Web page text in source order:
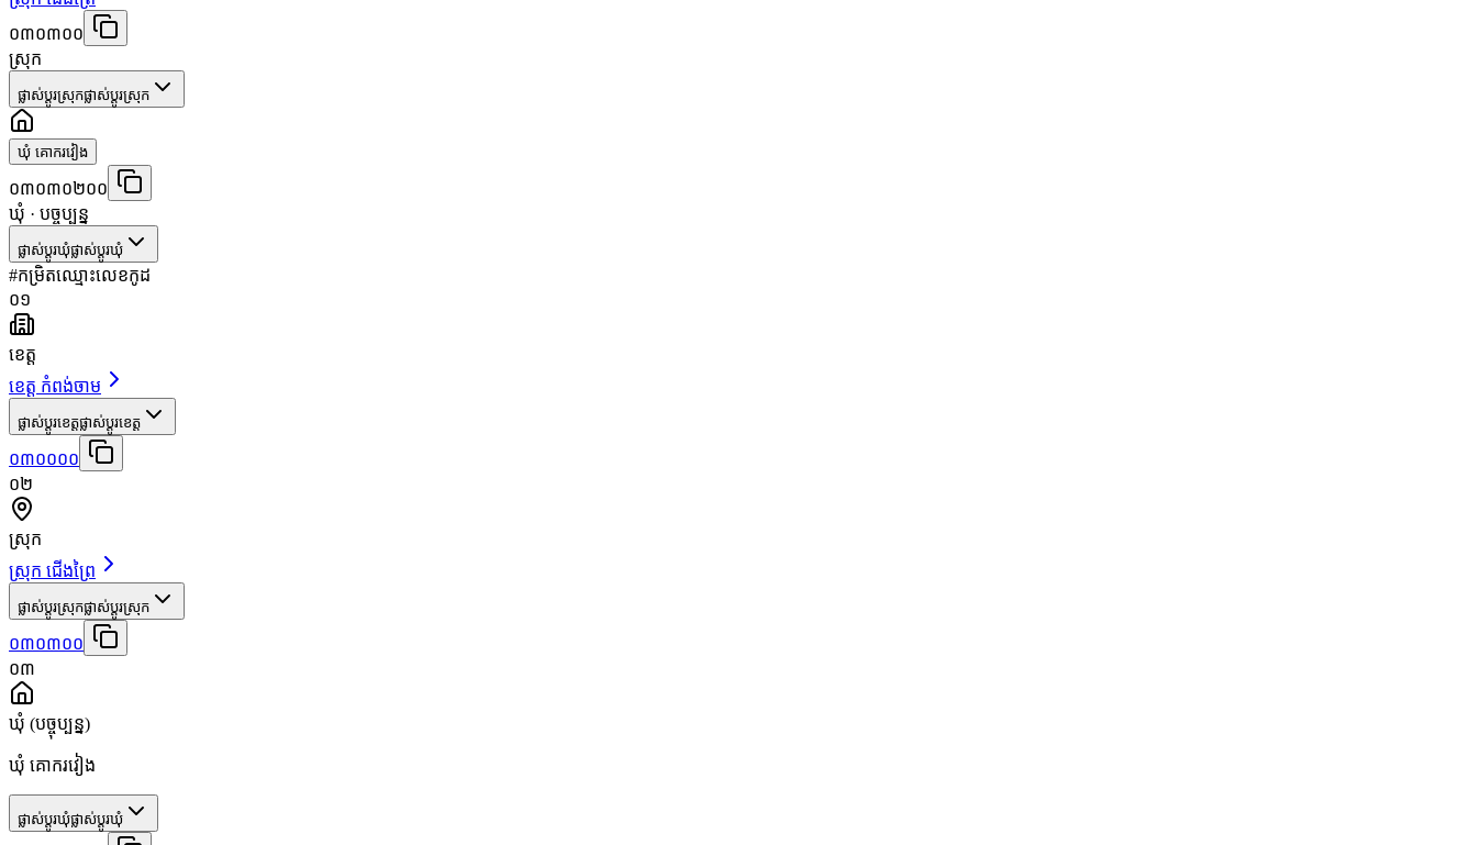
០៣០៣០០
ស្រុក
ផ្លាស់ប្តូរស្រុកផ្លាស់ប្តូរស្រុក
ឃុំ គោករវៀង
០៣០៣០២០០
ឃុំ · បច្ចុប្បន្ន
ផ្លាស់ប្តូរឃុំផ្លាស់ប្តូរឃុំ
#កម្រិតឈ្មោះលេខកូដ
០១
ខេត្ត
ខេត្ត កំពង់ចាម
ផ្លាស់ប្តូរខេត្តផ្លាស់ប្តូរខេត្ត
០៣០០០០
០២
ស្រុក
ស្រុក ជើងព្រៃ
ផ្លាស់ប្តូរស្រុកផ្លាស់ប្តូរស្រុក
០៣០៣០០
០៣
ឃុំ (បច្ចុប្បន្ន)
ឃុំ គោករវៀង
ផ្លាស់ប្តូរឃុំផ្លាស់ប្តូរឃុំ